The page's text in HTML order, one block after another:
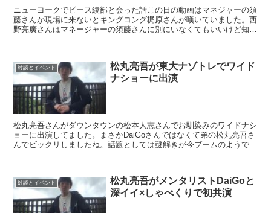
ニューヨークでピース綾部と会った話この日の動画はマネジャーの須
藤さんが現場に来ないとキングコング梶原さんが嘆いていました。西
野亮廣さんはマネージャーの須藤さんに別にいなくてもいいけど知ら
対談とイベント
松丸亮吾が東大ナゾトレでワイド
ナショーに出演
松丸亮吾さんがダウンタウンの松本人志さんでお馴染みのワイドナシ
ョーに出演してました。まさかDaiGoさんではなくて弟の松丸亮吾さ
んでビックリしましたね。話題としては謎解きが今ブームのようで呼
対談とイベント
松丸亮吾がメンタリストDaiGoと
深イイ×しゃべくりで初共演